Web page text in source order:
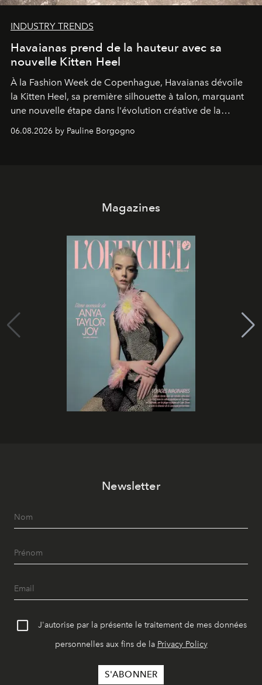
INDUSTRY TRENDS
Havaianas prend de la hauteur avec sa
nouvelle Kitten Heel
À la Fashion Week de Copenhague, Havaianas dévoile
la Kitten Heel, sa première silhouette à talon, marquant
une nouvelle étape dans l'évolution créative de la
06.08.2026 by Pauline Borgogno
Magazines
Newsletter
J'autorise par la présente le traitement de mes données
personnelles aux fins de la Privacy Policy